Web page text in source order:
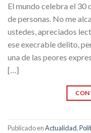
El mundo celebra el 30
de personas. No me
ustedes, apreciados
ese execrable delito,
una de las peores
[…]
Publicado enActualidad,